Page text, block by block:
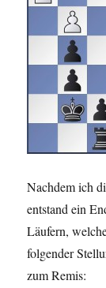
Nachdem ich
entstand ein
Läufern,
folgender
zum Remis: